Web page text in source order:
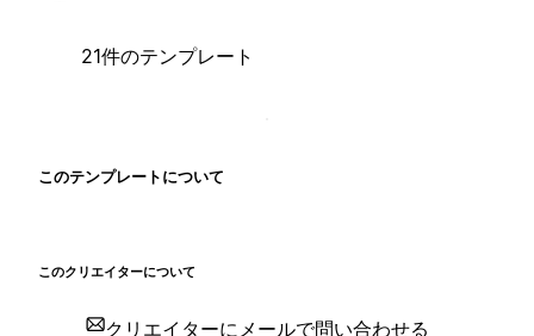
21件のテンプレート
このテンプレートについて
このクリエイターについて
クリエイターにメールで問い合わせる